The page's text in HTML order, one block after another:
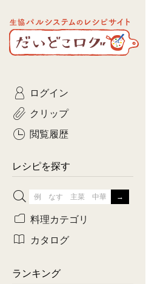
生協パルシステムのレシピ
サイト
だいどこログ
ログイン
クリップ
閲覧履歴
レシピを探す
料理カテゴリ
カタログ
ランキング